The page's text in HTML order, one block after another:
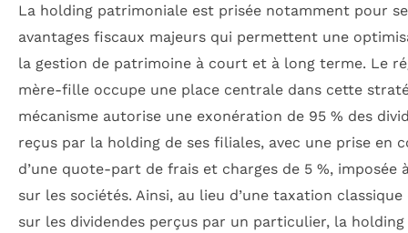
La holding patrimoniale est prisée notamment pour
avantages fiscaux majeurs qui permettent une
la gestion de patrimoine à court et à long terme. Le
mère-fille occupe une place centrale dans cette
mécanisme autorise une exonération de 95 % des
reçus par la holding de ses filiales, avec une prise en
d’une quote-part de frais et charges de 5 %, imposée
sur les sociétés. Ainsi, au lieu d’une taxation classique
sur les dividendes perçus par un particulier, la holding